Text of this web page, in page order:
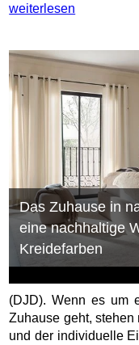
weiterlesen
Das Zuhause in
eine nachhaltige
Kreidefarben
(DJD). Wenn es um
Zuhause geht,
und der individuelle